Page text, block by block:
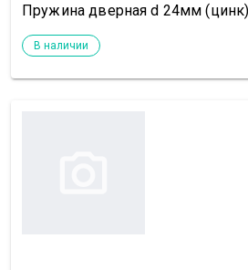
Пружина дверная d 24мм
В наличии